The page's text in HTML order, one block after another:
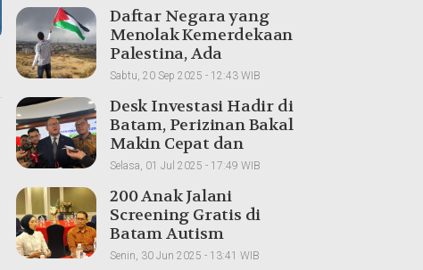
Daftar Negara yang
Menolak Kemerdekaan
Palestina, Ada
Tetangga Indonesia
Sabtu, 20 Sep 2025 - 12:43 WIB
Desk Investasi Hadir di
Batam, Perizinan Bakal
Makin Cepat dan
Transparan
Selasa, 01 Jul 2025 - 17:49 WIB
200 Anak Jalani
Screening Gratis di
Batam Autism
Conference 2025
Senin, 30 Jun 2025 - 13:41 WIB